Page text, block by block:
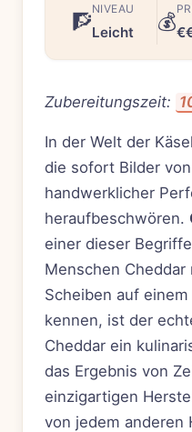
🧗
NIVEAU
Leicht 💰
Zubereitungszeit:
In der Welt der
die sofort Bilder
handwerklicher
heraufbeschwören.
einer dieser
Menschen
Scheiben auf
kennen, ist der
Cheddar ein
das Ergebnis von
einzigartigen
von jedem anderen